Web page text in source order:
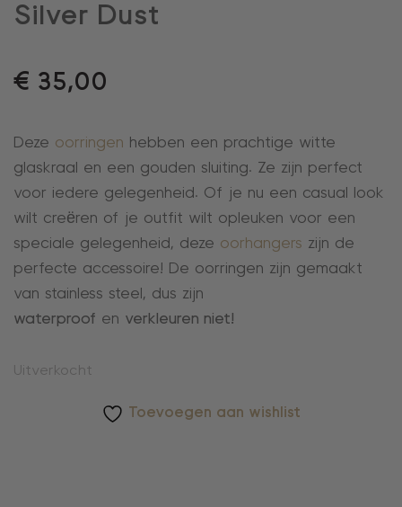
Silver Dust
€ 35,00
Deze oorringen hebben een prachtige witte
glaskraal en een gouden sluiting. Ze zijn perfect
voor iedere gelegenheid. Of je nu een casual look
wilt creëren of je outfit wilt opleuken voor een
speciale gelegenheid, deze oorhangers zijn de
perfecte accessoire! De oorringen zijn gemaakt
van stainless steel, dus zijn
waterproof en verkleuren niet!
Uitverkocht
Toevoegen aan wishlist